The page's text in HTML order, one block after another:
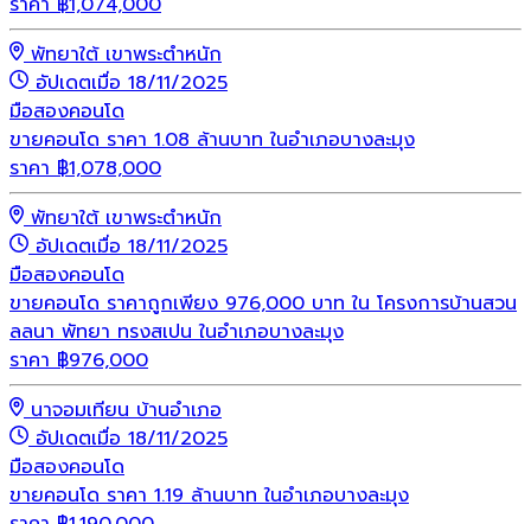
พัทยาใต้ เขาพระตำหนัก
อัปเดตเมื่อ 18/11/2025
มือสองคอนโด
ขายคอนโด ราคา 1.08 ล้านบาท ในอำเภอบางละมุง
ราคา ฿1,078,000
พัทยาใต้ เขาพระตำหนัก
อัปเดตเมื่อ 18/11/2025
มือสองคอนโด
ขายคอนโด ราคาถูกเพียง 976,000 บาท ใน โครงการบ้านสวน
ลลนา พัทยา ทรงสเปน ในอำเภอบางละมุง
ราคา ฿976,000
นาจอมเทียน บ้านอำเภอ
อัปเดตเมื่อ 18/11/2025
มือสองคอนโด
ขายคอนโด ราคา 1.19 ล้านบาท ในอำเภอบางละมุง